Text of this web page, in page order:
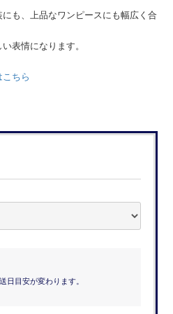
も、上品なワンピースにも幅広く合
表情になります。
ちら
日目安が変わります。